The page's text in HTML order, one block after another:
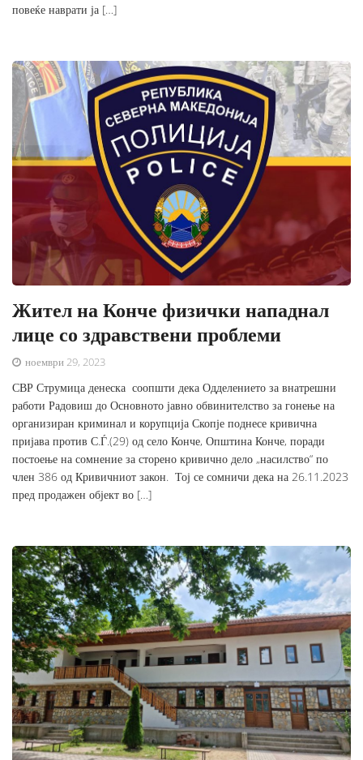
повеќе наврати ја […]
Жител на Конче физички нападнал
лице со здравствени проблеми
ноември 29, 2023
СВР Струмица денеска соопшти дека Одделението за внатрешни
работи Радовиш до Основното јавно обвинителство за гонење на
организиран криминал и корупција Скопје поднесе кривична
пријава против С.Ѓ.(29) од село Конче, Општина Конче, поради
постоење на сомнение за сторено кривично дело „насилство“ по
член 386 од Кривичниот закон. Тој се сомничи дека на 26.11.2023
пред продажен објект во […]